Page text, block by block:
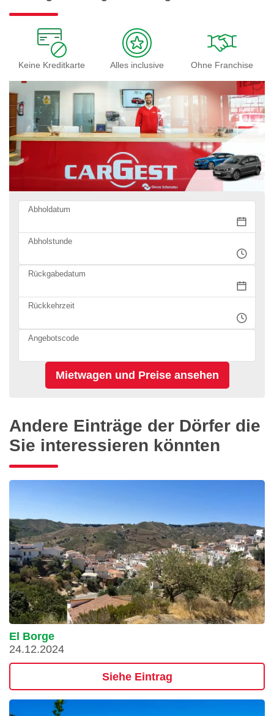
Keine Kreditkarte Alles inclusive Ohne Franchise
Abholdatum
Abholstunde
Rückgabedatum
Rückkehrzeit
Angebotscode
Andere Einträge der Dörfer die
Sie interessieren könnten
El Borge
24.12.2024
Siehe Eintrag